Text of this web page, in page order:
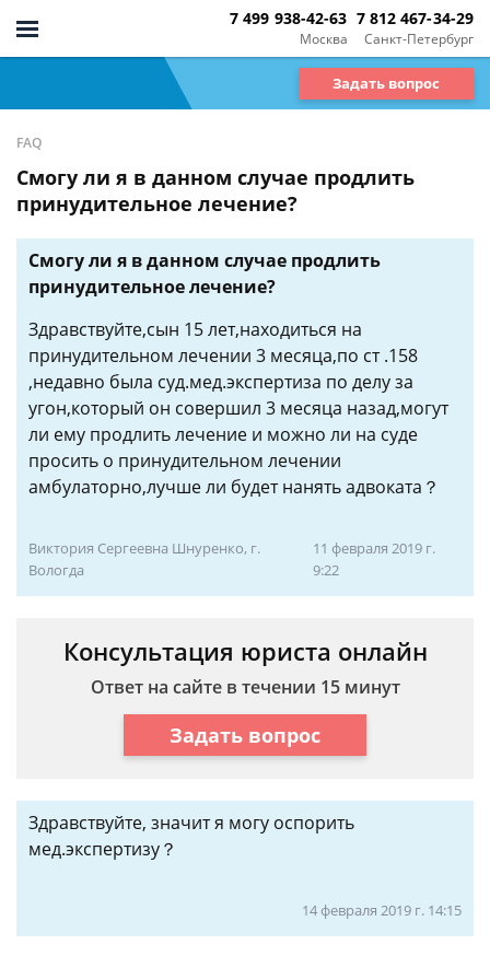
Москва
7 499 938-42-63
Санкт-Петербург
7 812 467-34-29
Задать вопрос
FAQ
Смогу ли я в данном случае продлить
принудительное лечение?
Смогу ли я в данном случае продлить
принудительное лечение?
Здравствуйте,сын 15 лет,находиться на
принудительном лечении 3 месяца,по ст .158
,недавно была суд.мед.экспертиза по делу за
угон,который он совершил 3 месяца назад,могут
ли ему продлить лечение и можно ли на суде
просить о принудительном лечении
амбулаторно,лучше ли будет нанять адвоката？
Виктория Сергеевна Шнуренко, г.
Вологда
11 февраля 2019 г.
9:22
Консультация юриста онлайн
Ответ на сайте в течении 15 минут
Задать вопрос
Здравствуйте, значит я могу оспорить
мед.экспертизу？
14 февраля 2019 г. 14:15